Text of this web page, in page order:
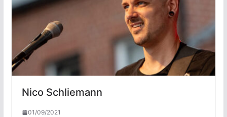
Nico Schliemann
01/09/2021